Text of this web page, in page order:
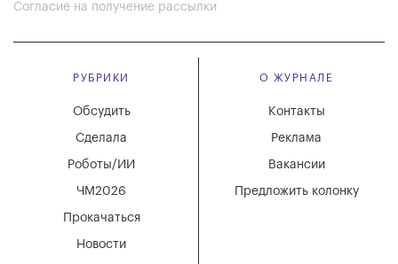
Согласие на получение рассылки
РУБРИКИ
Новости
Обсудить
Сделала
Роботы/ИИ
ЧМ2026
Прокачаться
О ЖУРНАЛЕ
Вакансии
Реклама
Контакты
Предложить колонку